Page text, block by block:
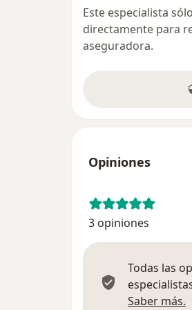
Este especialista
directamente para
aseguradora.
Opiniones
3 opiniones
Todas las
Saber más.